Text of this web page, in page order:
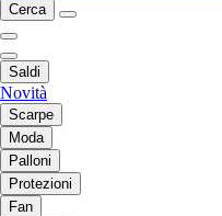
Cerca
Saldi
Novità
Scarpe
Moda
Palloni
Protezioni
Fan